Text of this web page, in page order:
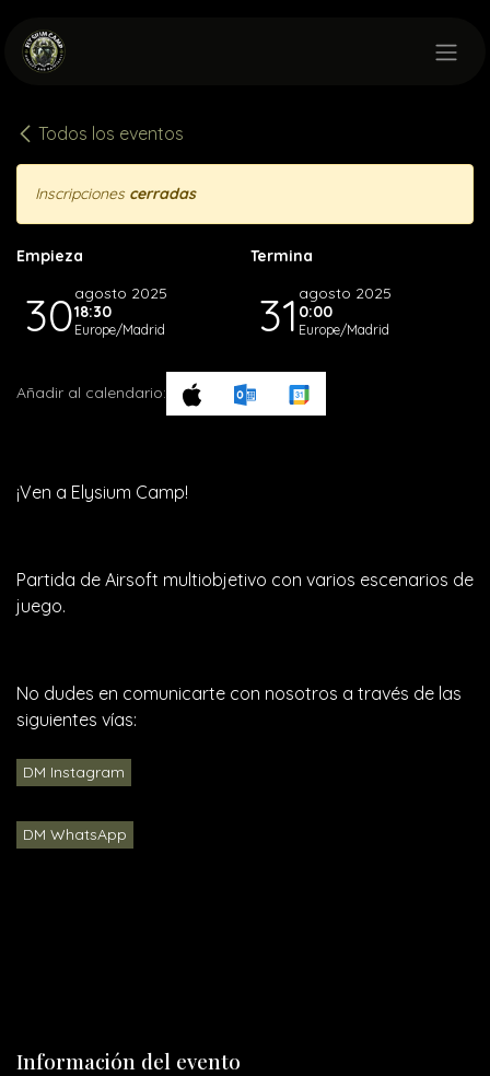
Todos los eventos
Inscripciones cerradas
Empieza
30agosto 2025
18:30
Europe/Madrid
Termina
31 agosto 2025
0:00
Europe/Madrid
Añadir al calendario:
¡Ven a Elysium Camp!
Partida de Airsoft multiobjetivo con varios escenarios de
juego.
No dudes en comunicarte con nosotros a través de las
siguientes vías:
DM Instagram
DM WhatsApp
Información del evento